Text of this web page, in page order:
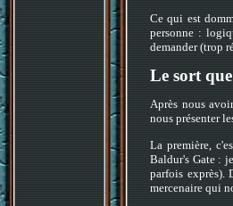
Ce qui est
personne :
demander (trop
Le sort
Après nous
nous présenter
La première,
Baldur's Gate :
parfois exprès).
mercenaire qui